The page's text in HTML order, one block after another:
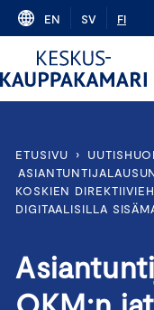
Skip
content
EN SV FI
ETUSIVU ›
KOSKIEN
DIGITAALISILLA